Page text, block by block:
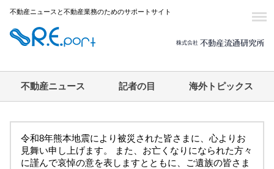
不動産ニュースと不動産業務のためのサポートサイト
不動産ニュース 記者の目 海外トピックス
令和8年熊本地震により被災された皆さまに、心よりお
見舞い申し上げます。 また、お亡くなりになられた方々
に謹んで哀悼の意を表しますとともに、ご遺族の皆さま